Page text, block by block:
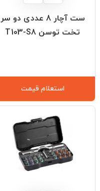
ست آچار 8 عددی دو سر
تخت توسن T103-S8
استعلام قیمت